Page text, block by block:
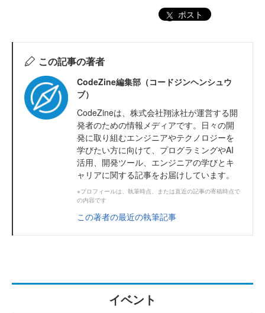
ポスト
この記事の著者
CodeZine編集部（コードジンヘンシュウ
ブ）
CodeZineは、株式会社翔泳社が運営する開
発者のための情報メディアです。日々の開
発に取り組むエンジニアやテクノロジーを
学びたい方に向けて、プログラミングやAI
活用、開発ツール、エンジニアの学びとキ
ャリアに関する記事をお届けしています。
※プロフィールは、執筆時点、または直近の記事の寄稿時点で
の内容です
この著者の最近の執筆記事
イベント